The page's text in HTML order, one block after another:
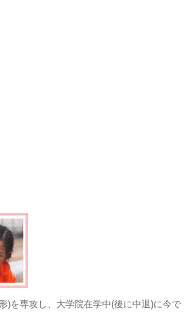
)を専攻し、大学院在学中(後に中退)に今で